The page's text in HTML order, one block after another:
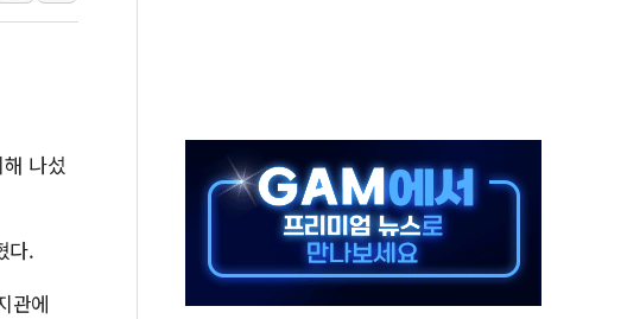
자금 유입에도 박스권…美 암호화폐 법안 처리 여부도 변수
단거리 탄도미사일 발사
나섰
다.
관에